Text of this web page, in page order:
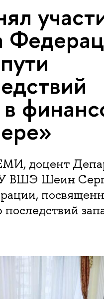
доцент
ВШЭ Шеин